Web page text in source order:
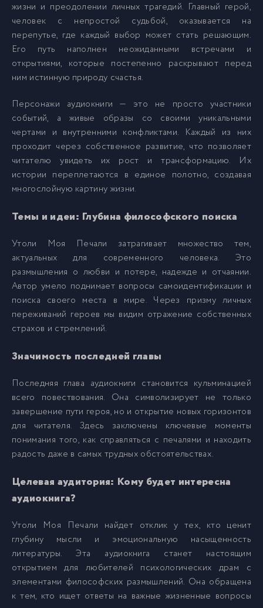
13 anekseev_utoli_pechali_012
14 anekseev_utoli_pechali_013
15
16 anekseev_utoli_pechali_015
19 anekseev_utoli_pechali_018
20 anekseev_utoli_pechali_019
21 anekseev_utoli_pechali_020
anekseev_utoli_pechali_021
23 anekseev_utoli_pechali_022
anekseev_utoli_pechali_023
25 anekseev_utoli_pechali_024
anekseev_utoli_pechali_025
27 anekseev_utoli_pechali_026
28 anekseev_utoli_pechali_027
29 anekseev_utoli_pechali_028
жизни и преодолении личных трагедий. Главный герой,
человек с непростой судьбой, оказывается на
перепутье, где каждый выбор может стать решающим.
Его путь наполнен неожиданными встречами и
открытиями, которые постепенно раскрывают перед
ним истинную природу счастья.
Персонажи аудиокниги — это не просто участники
событий, а живые образы со своими уникальными
чертами и внутренними конфликтами. Каждый из них
проходит через собственное развитие, что позволяет
читателю увидеть их рост и трансформацию. Их
истории переплетаются в единое полотно, создавая
многослойную картину жизни.
Темы и идеи: Глубина философского поиска
Утоли Моя Печали затрагивает множество тем,
актуальных для современного человека. Это
размышления о любви и потере, надежде и отчаянии.
Автор умело поднимает вопросы самоидентификации и
поиска своего места в мире. Через призму личных
переживаний героев мы видим отражение собственных
страхов и стремлений.
Значимость последней главы
Последняя глава аудиокниги становится кульминацией
всего повествования. Она символизирует не только
завершение пути героя, но и открытие новых горизонтов
для читателя. Здесь заключены ключевые моменты
понимания того, как справляться с печалями и находить
радость даже в самых трудных обстоятельствах.
Целевая аудитория: Кому будет интересна
аудиокнига?
Утоли Моя Печали найдет отклик у тех, кто ценит
глубину мысли и эмоциональную насыщенность
литературы. Эта аудиокнига станет настоящим
открытием для любителей психологических драм с
элементами философских размышлений. Она обращена
к тем, кто ищет ответы на важные жизненные вопросы